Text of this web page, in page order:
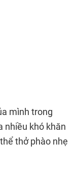
mình trong
nhiều khó khăn
thở phào nhẹ